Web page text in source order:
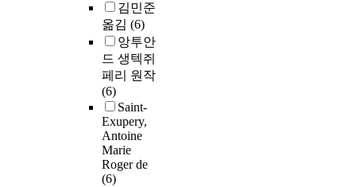
김민준
옮김 (6)
앙투안
드 생텍쥐
페리 원작
(6)
Saint-
Exupery,
Antoine
Marie
Roger de
(6)